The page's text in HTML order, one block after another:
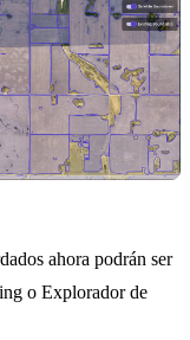
ahora podrán ser
o Explorador de